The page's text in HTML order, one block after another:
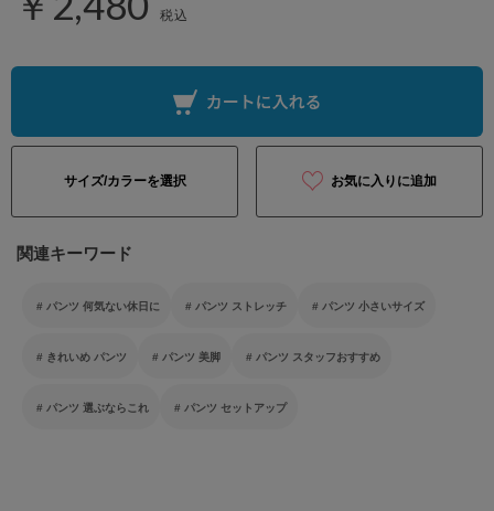
税込
サイズ/カラーを選択 お気に入りに追加
関連キーワード
パンツ 何気ない休日に パンツ ストレッチ パンツ 小さいサイズ
きれいめ パンツ パンツ 美脚 パンツ スタッフおすすめ
パンツ 選ぶならこれ パンツ セットアップ